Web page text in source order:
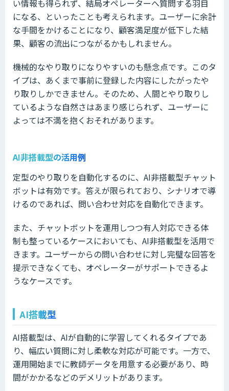
い情報も得られず、結局オペレーターへ質問する羽目
になる、といったことも考えられます。ユーザーに余計
な手間をかけることになり、顧客満足度が低下した結
果、顧客の流出につながるかもしれません。
機械的なやり取りになりやすいのも懸念点です。このタ
イプは、あくまで事前に登録した内容にしたがったや
り取りしかできません。そのため、人間とやり取りし
ているような自然さはあまり感じられず、ユーザーに
よっては不満を抱くおそれがあります。
AI非搭載型の活用例
定型のやり取りを自動化するのに、AI非搭載型チャット
ボットは有効です。答えが限られており、シナリオで導
けるのであれば、問い合わせ対応を自動化できます。
また、チャットボットを運用しつつ有人対応できる体
制も整っているケースにおいても、AI非搭載型を活用で
きます。ユーザーからの問い合わせに対し完璧な回答を
提示できなくても、オペレーターがサポートできるよ
うなケースです。
AI搭載型
AI搭載型は、AIが自動的に学習してくれるタイプであ
り、幅広い質問に対し柔軟な対応が可能です。一方で、
運用開始までに教師データを用意する必要があり、時
間がかかるなどのデメリットがあります。